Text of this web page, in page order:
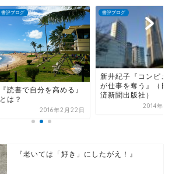
書評ブログ
『読書で自分を高める』
とは？
2016年2月22日
書評ブログ
新井紀子『コンピュ
が仕事を奪う』（日
済新聞出版社）
2014年10
『老いては「好き」にしたがえ！』